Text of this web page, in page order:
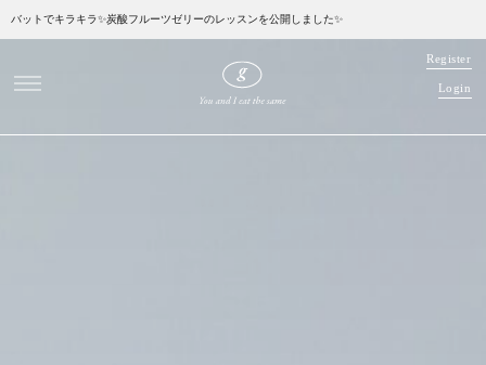
バットでキラキラ✨炭酸フルーツゼリーのレッスンを公開しました✨
Reg ister
Lo gin